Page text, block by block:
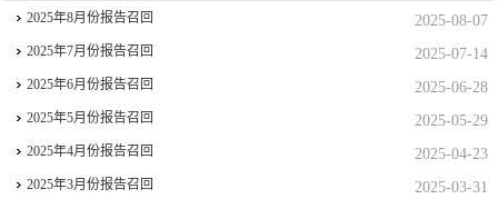
2025-08-07
2025年8月份报告召回
2025-07-14
2025年7月份报告召回
2025-06-28
2025年6月份报告召回
2025-05-29
2025年5月份报告召回
2025-04-23
2025年4月份报告召回
2025-03-31
2025年3月份报告召回